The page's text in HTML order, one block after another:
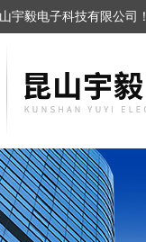
宇毅电子科技有限公司！